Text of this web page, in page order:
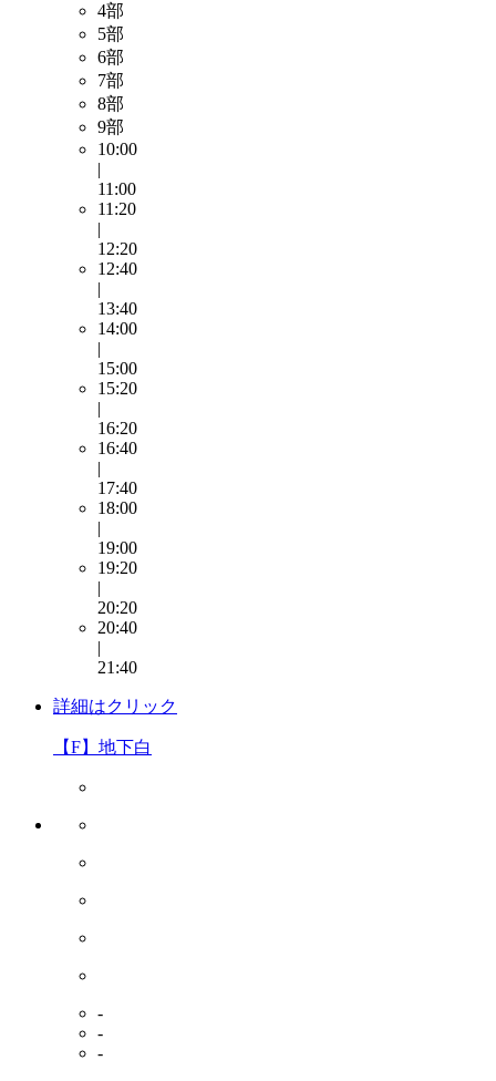
4部
5部
6部
7部
8部
9部
10:00
|
11:00
11:20
|
12:20
12:40
|
13:40
14:00
|
15:00
15:20
|
16:20
16:40
|
17:40
18:00
|
19:00
19:20
|
20:20
20:40
|
21:40
詳細はクリック
【F】地下白
-
-
-